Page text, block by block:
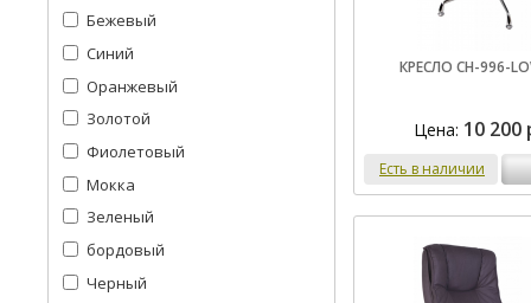
Бежевый
Синий
Оранжевый
Золотой
Фиолетовый
Мокка
Зеленый
бордовый
Черный
КРЕСЛО CH-996-
Цена: 10 200
Есть в наличии